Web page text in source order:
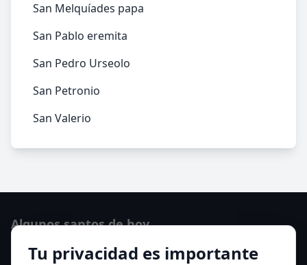
San Melquíades papa
San Pablo eremita
San Pedro Urseolo
San Petronio
San Valerio
Tu privacidad es importante
Algunos santos de hoy
San Cayetano de Thiene